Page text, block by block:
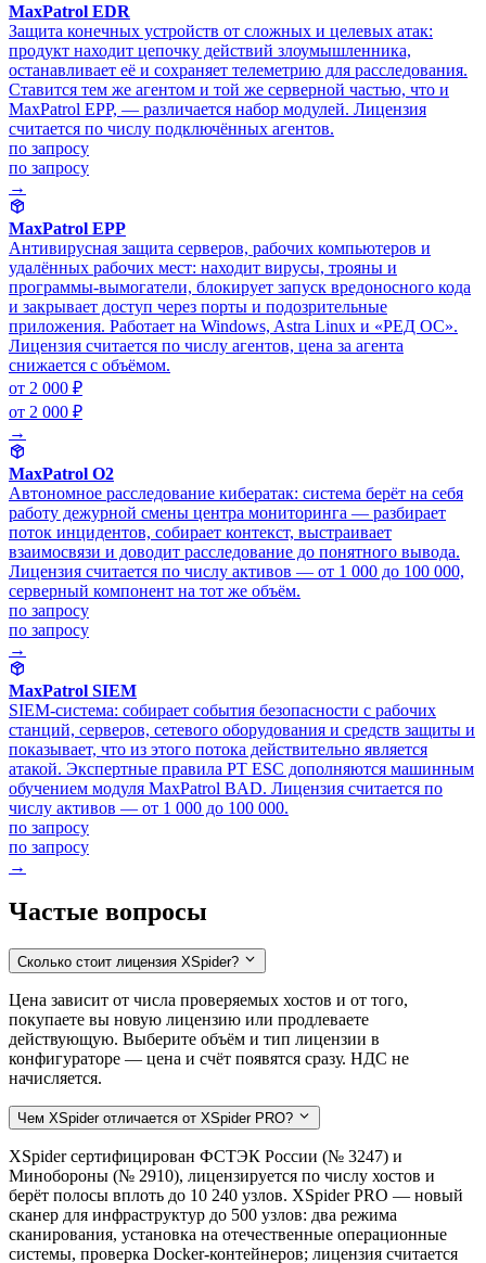
MaxPatrol EDR
Защита конечных устройств от сложных и целевых атак:
продукт находит цепочку действий злоумышленника,
останавливает её и сохраняет телеметрию для расследования.
Ставится тем же агентом и той же серверной частью, что и
MaxPatrol EPP, — различается набор модулей. Лицензия
считается по числу подключённых агентов.
по запросу
по запросу
→
MaxPatrol EPP
Антивирусная защита серверов, рабочих компьютеров и
удалённых рабочих мест: находит вирусы, трояны и
программы-вымогатели, блокирует запуск вредоносного кода
и закрывает доступ через порты и подозрительные
приложения. Работает на Windows, Astra Linux и «РЕД ОС».
Лицензия считается по числу агентов, цена за агента
снижается с объёмом.
от 2 000 ₽
от 2 000 ₽
→
MaxPatrol O2
Автономное расследование кибератак: система берёт на себя
работу дежурной смены центра мониторинга — разбирает
поток инцидентов, собирает контекст, выстраивает
взаимосвязи и доводит расследование до понятного вывода.
Лицензия считается по числу активов — от 1 000 до 100 000,
серверный компонент на тот же объём.
по запросу
по запросу
→
MaxPatrol SIEM
SIEM-система: собирает события безопасности с рабочих
станций, серверов, сетевого оборудования и средств защиты и
показывает, что из этого потока действительно является
атакой. Экспертные правила PT ESC дополняются машинным
обучением модуля MaxPatrol BAD. Лицензия считается по
числу активов — от 1 000 до 100 000.
по запросу
по запросу
→
Частые вопросы
Сколько стоит лицензия XSpider?
Цена зависит от числа проверяемых хостов и от того,
покупаете вы новую лицензию или продлеваете
действующую. Выберите объём и тип лицензии в
конфигураторе — цена и счёт появятся сразу. НДС не
начисляется.
Чем XSpider отличается от XSpider PRO?
XSpider сертифицирован ФСТЭК России (№ 3247) и
Минобороны (№ 2910), лицензируется по числу хостов и
берёт полосы вплоть до 10 240 узлов. XSpider PRO — новый
сканер для инфраструктур до 500 узлов: два режима
сканирования, установка на отечественные операционные
системы, проверка Docker-контейнеров; лицензия считается